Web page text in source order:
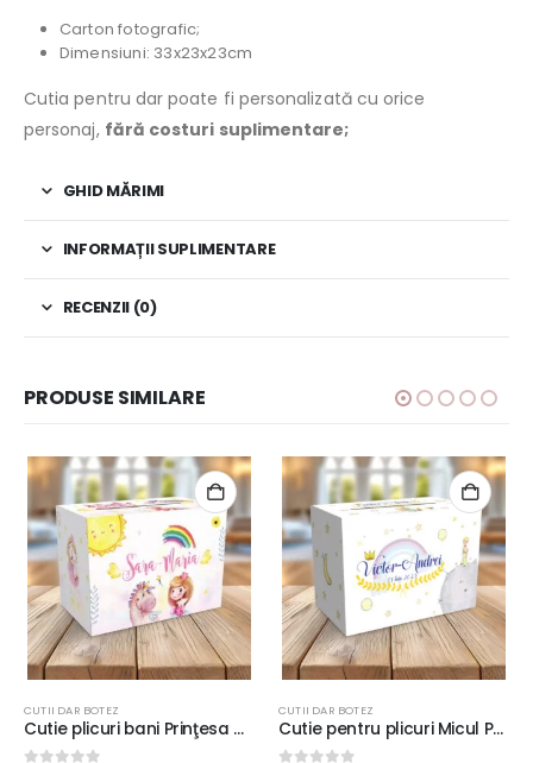
Carton fotografic;
Dimensiuni: 33x23x23cm
Cutia pentru dar poate fi personalizată cu orice
personaj, fără costuri suplimentare;
GHID MĂRIMI
INFORMAȚII SUPLIMENTARE
RECENZII (0)
PRODUSE SIMILARE
CUTII DAR BOTEZ
Cutie plicuri bani Prinţesa Unicorn pentru botez, carton fotografic 300g, 33x23x23cm
CUTII DAR BOTEZ
Cutie pentru plicuri Micul Prinţ, carton fotografic 300g, 33x23x23cm, culoare galben cu albastru #2